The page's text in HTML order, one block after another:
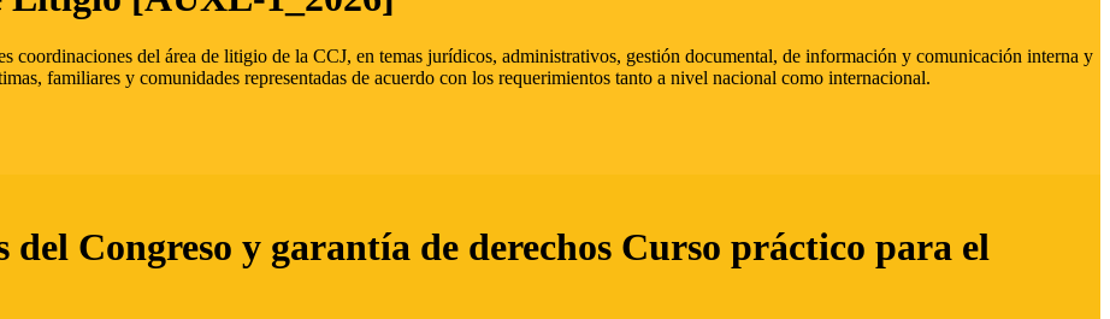
coordinaciones del área de litigio de la CCJ, en temas jurídicos, administrativos, gestión documental, de información y comunicación interna y
familiares y comunidades representadas de acuerdo con los requerimientos tanto a nivel nacional como internacional.
Congreso y garantía de derechos Curso práctico para el